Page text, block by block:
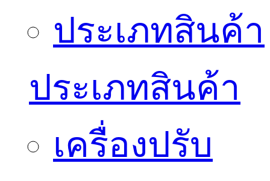
ประเภทสินค้า
ประเภทสินค้า
เครื่องปรับ